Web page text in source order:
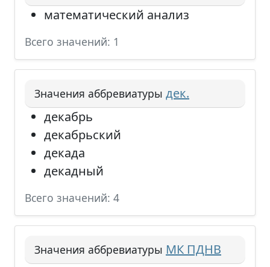
математический анализ
Всего значений: 1
Значения аббревиатуры дек.
декабрь
декабрьский
декада
декадный
Всего значений: 4
Значения аббревиатуры МК ПДНВ